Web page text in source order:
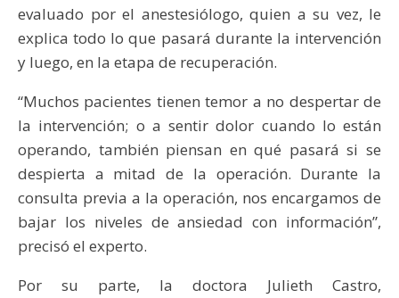
evaluado por el anestesiólogo, quien a su vez, le
explica todo lo que pasará durante la intervención
y luego, en la etapa de recuperación.
“Muchos pacientes tienen temor a no despertar de
la intervención; o a sentir dolor cuando lo están
operando, también piensan en qué pasará si se
despierta a mitad de la operación. Durante la
consulta previa a la operación, nos encargamos de
bajar los niveles de ansiedad con información”,
precisó el experto.
Por su parte, la doctora Julieth Castro,